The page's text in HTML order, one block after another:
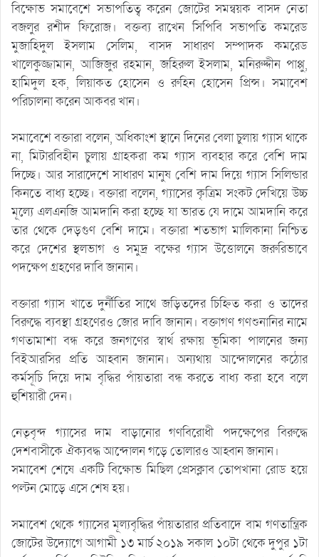
বিক্ষোভ সমাবেশে সভাপতিত্ব করেন জোটের সমন্বয়ক বাসদ নেতা
বজলুর রশীদ ফিরোজ। বক্তব্য রাখেন সিপিবি সভাপতি কমরেড
মুজাহিদুল ইসলাম সেলিম, বাসদ সাধারণ সম্পাদক কমরেড
খালেকুজ্জামান, আজিজুর রহমান, জহিরুল ইসলাম, মনিরুদ্দীন পাপ্পু,
হামিদুল হক, লিয়াকত হোসেন ও রুহিন হোসেন প্রিন্স। সমাবেশ
পরিচালনা করেন আকবর খান।
সমাবেশে বক্তারা বলেন, অধিকাংশ স্থানে দিনের বেলা চুলায় গ্যাস থাকে
না, মিটারবিহীন চুলায় গ্রাহকরা কম গ্যাস ব্যবহার করে বেশি দাম
দিচ্ছে। আর সারাদেশে সাধারণ মানুষ বেশি দাম দিয়ে গ্যাস সিলিন্ডার
কিনতে বাধ্য হচ্ছে। বক্তারা বলেন, গ্যাসের কৃত্রিম সংকট দেখিয়ে উচ্চ
মূল্যে এলএনজি আমদানি করা হচ্ছে যা ভারত যে দামে আমদানি করে
তার থেকে দেড়গুণ বেশি দামে। বক্তারা শতভাগ মালিকানা নিশ্চিত
করে দেশের স্থলভাগ ও সমুদ্র বক্ষের গ্যাস উত্তোলনে জরুরিভাবে
পদক্ষেপ গ্রহণের দাবি জানান।
বক্তারা গ্যাস খাতে দুর্নীতির সাথে জড়িতদের চিহ্নিত করা ও তাদের
বিরুদ্ধে ব্যবস্থা গ্রহণেরও জোর দাবি জানান। বক্তাগণ গণশুনানির নামে
গণতামাশা বন্ধ করে জনগণের স্বার্থ রক্ষায় ভূমিকা পালনের জন্য
বিইআরসির প্রতি আহ্বান জানান। অন্যথায় আন্দোলনের কঠোর
কর্মসূচি দিয়ে দাম বৃদ্ধির পাঁয়তারা বন্ধ করতে বাধ্য করা হবে বলে
হুশিয়ারী দেন।
নেতৃবৃন্দ গ্যাসের দাম বাড়ানোর গণবিরোধী পদক্ষেপের বিরুদ্ধে
দেশবাসীকে ঐক্যবদ্ধ আন্দোলন গড়ে তোলারও আহ্বান জানান।
সমাবেশ শেষে একটি বিক্ষোভ মিছিল প্রেসক্লাব তোপখানা রোড হয়ে
পল্টন মোড়ে এসে শেষ হয়।
সমাবেশ থেকে গ্যাসের মূল্যবৃদ্ধির পাঁয়তারার প্রতিবাদে বাম গণতান্ত্রিক
জোটের উদ্যোগে আগামী ১৩ মার্চ ২০১৯ সকাল ১০টা থেকে দুপুর ১টা